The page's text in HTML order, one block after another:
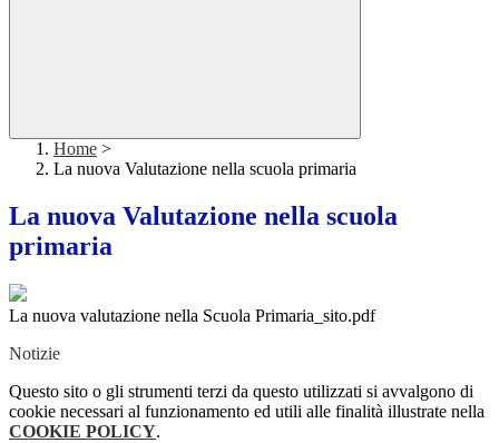
Home >
La nuova Valutazione nella scuola primaria
La nuova Valutazione nella scuola
primaria
La nuova valutazione nella Scuola Primaria_sito.pdf
Notizie
Questo sito o gli strumenti terzi da questo utilizzati si avvalgono di
cookie necessari al funzionamento ed utili alle finalità illustrate nella
COOKIE POLICY.